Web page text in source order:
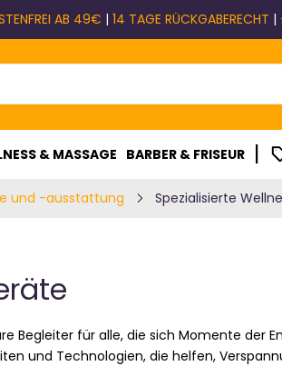
AB 49€ |14 TAGE RÜCKGABERECHT |
& MASSAGE BARBER & FRISEUR |
und -ausstattung Spezialisierte
Begleiter für alle, die sich Momente der
und Technologien, die helfen,